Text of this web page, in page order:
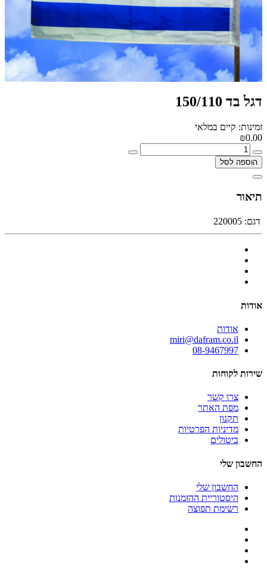
דגל בד 150/110
זמינות: קיים במלאי
₪0.00
הוספה לסל
תיאור
דגם: 220005
אודות
אודות
miri@dafram.co.il
08-9467997
שירות לקוחות
צרו קשר
מפת האתר
תקנון
מדיניות הפרטיות
ביטולים
החשבון שלי
החשבון שלי
היסטוריית ההזמנות
רשימת תפוצה